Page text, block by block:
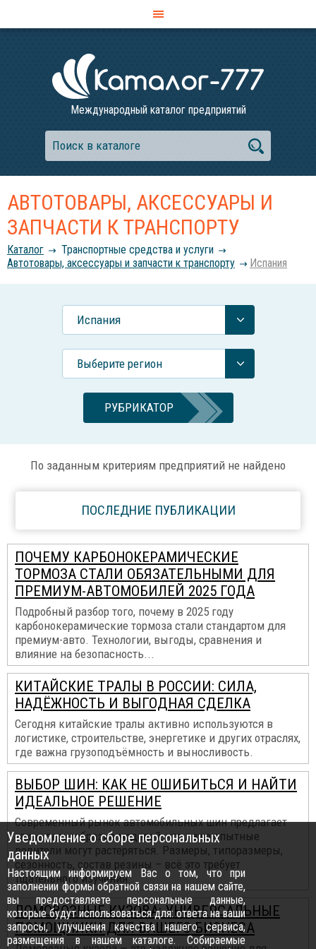
Международный каталог предприятий
АВТОТОВАРЫ, АКСЕССУАРЫ И
ЗАПЧАСТИ К ТРАНСПОРТУ
Каталог
Транспортные средства и услуги
Автотовары, аксессуары и запчасти к транспорту
Испания
Испания
Выберите регион
РУБРИКАТОР
По заданным критериям предприятий не найдено
ПОСЛЕДНИЕ ПУБЛИКАЦИИ
ПОЧЕМУ КАРБОНОКЕРАМИЧЕСКИЕ
ТОРМОЗА СТАЛИ ОБЯЗАТЕЛЬНЫМИ ДЛЯ
ПРЕМИУМ-АВТОМОБИЛЕЙ 2025 ГОДА
Подробный разбор того, почему в 2025 году
карбонокерамические тормоза стали стандартом для
премиум-авто. Технологии, выгоды, сравнения и
влияние на безопасность...
КИТАЙСКИЕ ТРАЛЫ В РОССИИ: СИЛА,
НАДЁЖНОСТЬ И ВЫГОДНАЯ СДЕЛКА
Сегодня китайские тралы активно используются в
логистике, строительстве, энергетике и других отраслях,
где важна грузоподъёмность и выносливость.
ВЫБОР ШИН: КАК НЕ ОШИБИТЬСЯ И НАЙТИ
ИДЕАЛЬНОЕ РЕШЕНИЕ
Современный рынок автомобильных шин предлагает
такое разнообразие моделей, что даже опытные
водители могут растеряться. Размеры, типоразмеры,
сезонность, состав резины – всё это требует
тщательного изучения.
ЛОМОВОЗНЫЕ КУЗОВА: УНИВЕРСАЛЬНЫЕ
ПОМОЩНИКИ ДЛЯ ВАШЕГО БИЗНЕСА
Уведомление о сборе персональных
данных
Настоящим информируем Вас о том, что при
заполнении формы обратной связи на нашем сайте,
вы предоставляете персональные данные,
которые будут использоваться для: ответа на ваши
запросы, улучшения качества нашего сервиса,
размещения в нашем каталоге. Собираемые